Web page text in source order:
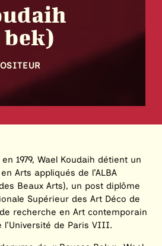
bek)
1979, Wael Koudaih détient un
Arts appliqués de l’ALBA
Beaux Arts), un post diplôme
Supérieur des Art Déco de
recherche en Art contemporain
de Paris VIII.